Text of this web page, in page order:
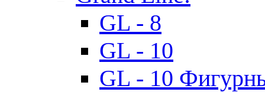
GL - 8
GL - 10
GL - 10